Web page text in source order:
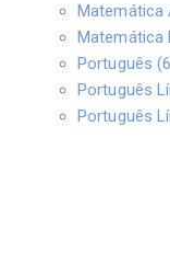
Matemática
Matemática
Português
Português
Português